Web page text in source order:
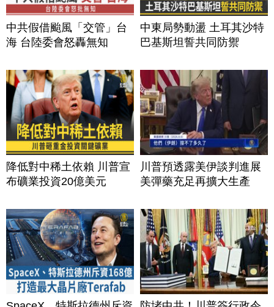
中共假借颱風「交管」台
海 台陸委會怒轟無知
中東局勢動盪 土耳其沙特
巴基斯坦誓共同防禦
降低對中稀土依賴 川普宣
布礦業投資20億美元
川普預透露美伊談判進展
美彈藥充足再擴大生產